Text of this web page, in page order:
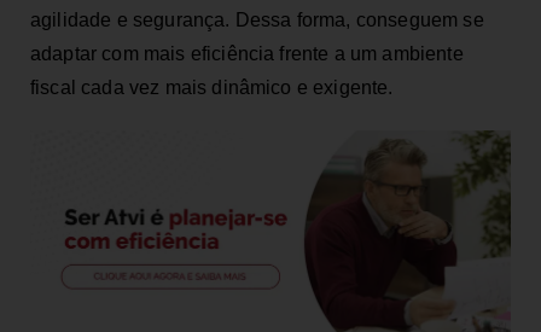
agilidade e segurança. Dessa forma, conseguem se
adaptar com mais eficiência frente a um ambiente
fiscal cada vez mais dinâmico e exigente.